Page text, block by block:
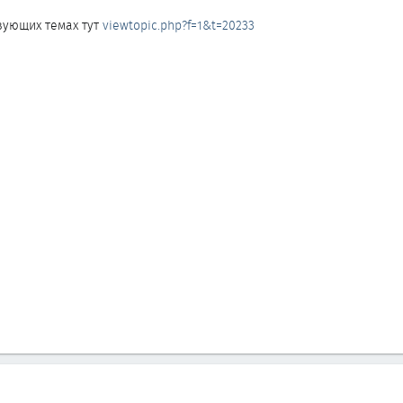
темах тут viewtopic.php?f=1&t=20233